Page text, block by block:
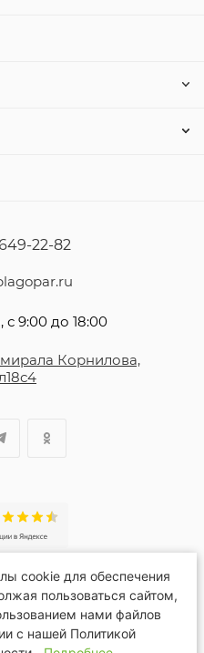
22-82
9:00 до 18:00
Корнилова,
cookie для обеспечения
пользоваться сайтом,
нами файлов
с нашей Политикой